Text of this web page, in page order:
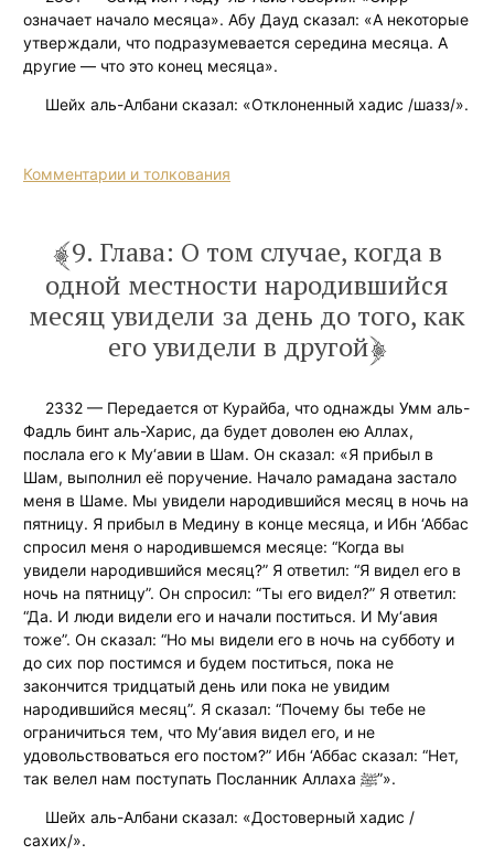
означает начало месяца». Абу Дауд сказал: «А некоторые
утверждали, что подразумевается середина месяца. А
другие — что это конец месяца».
Шейх аль-Албани сказал: «Отклоненный хадис /шазз/».
Комментарии и толкования
9. Глава: О том случае, когда в
одной местности народившийся
месяц увидели за день до того, как
его увидели в другой
2332 — Передается от Курайба, что однажды Умм аль-
Фадль бинт аль-Харис, да будет доволен ею Аллах,
послала его к Му‘авии в Шам. Он сказал: «Я прибыл в
Шам, выполнил её поручение. Начало рамадана застало
меня в Шаме. Мы увидели народившийся месяц в ночь на
пятницу. Я прибыл в Медину в конце месяца, и Ибн ‘Аббас
спросил меня о народившемся месяце: “Когда вы
увидели народившийся месяц?” Я ответил: “Я видел его в
ночь на пятницу”. Он спросил: “Ты его видел?” Я ответил:
“Да. И люди видели его и начали поститься. И Му‘авия
тоже”. Он сказал: “Но мы видели его в ночь на субботу и
до сих пор постимся и будем поститься, пока не
закончится тридцатый день или пока не увидим
народившийся месяц”. Я сказал: “Почему бы тебе не
ограничиться тем, что Му‘авия видел его, и не
удовольствоваться его постом?” Ибн ‘Аббас сказал: “Нет,
так велел нам поступать Посланник Аллаха ﷺ”».
Шейх аль-Албани сказал: «Достоверный хадис /
сахих/».